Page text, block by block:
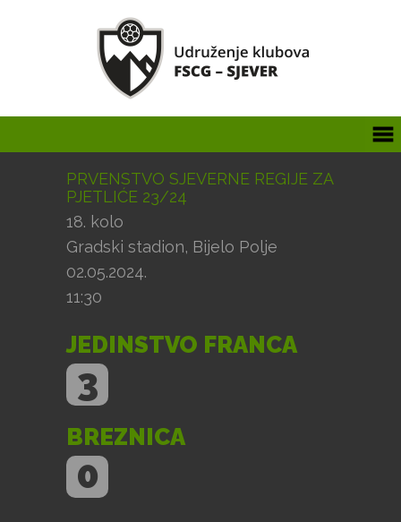
PRVENSTVO SJEVERNE REGIJE ZA
PJETLIĆE 23/24
18. kolo
Gradski stadion, Bijelo Polje
02.05.2024.
11:30
JEDINSTVO FRANCA
3
BREZNICA
0